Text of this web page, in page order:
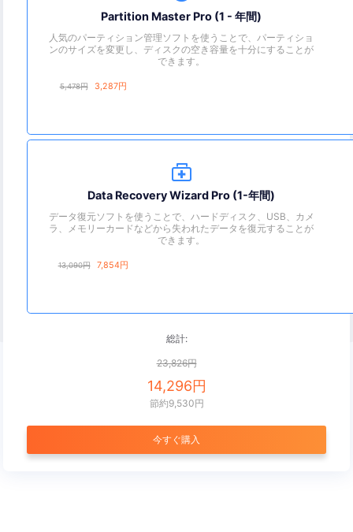
Partition Master Pro (1 - 年間)
人気のパーティション管理ソフトを使うことで、パーティショ
ンのサイズを変更し、ディスクの空き容量を十分にすることが
できます。
5,478円 3,287円

Data Recovery Wizard Pro (1-年間)
データ復元ソフトを使うことで、ハードディスク、USB、カメ
ラ、メモリーカードなどから失われたデータを復元することが
できます。
13,090円 7,854円
総計:
23,826円
14,296円
節約9,530円
今すぐ購入